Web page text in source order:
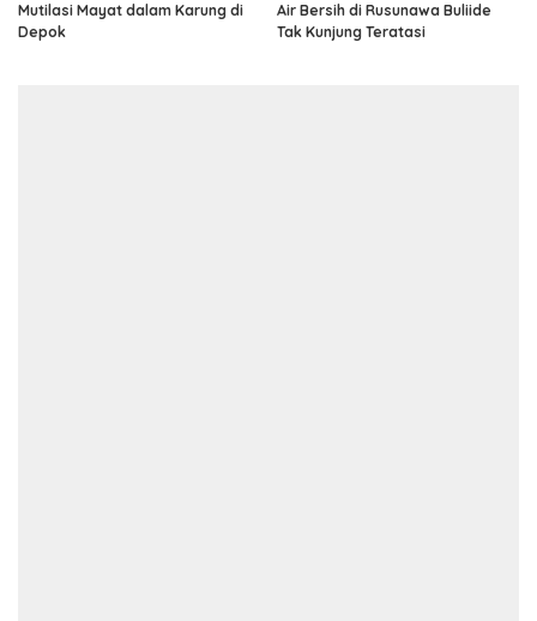
Mutilasi Mayat dalam Karung di
Depok
Air Bersih di Rusunawa Buliide
Tak Kunjung Teratasi